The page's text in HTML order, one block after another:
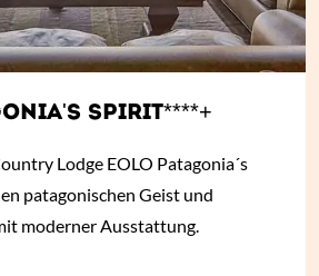
SPIRIT****+
Lodge EOLO Patagonia´s
patagonischen Geist und
moderner Ausstattung.